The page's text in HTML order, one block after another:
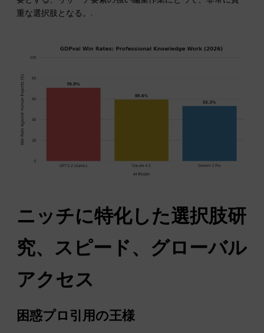
重な選択肢となる。.
ニッチに特化した選択肢研
究、スピード、グローバル
アクセス
困惑プロ引用の王様